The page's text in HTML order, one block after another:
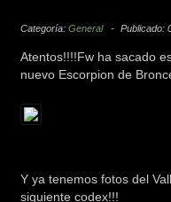
Categoría:General Publicado:
Atentos!!!!Fw ha sacado
nuevo Escorpion de
Y ya tenemos fotos del
siguiente codex!!!